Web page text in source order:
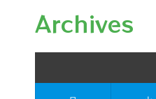
Archives